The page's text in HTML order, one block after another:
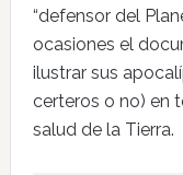
“defensor del
ocasiones el
ilustrar sus
certeros o no) en
salud de la Tierra.